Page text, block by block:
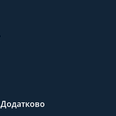
Додатково